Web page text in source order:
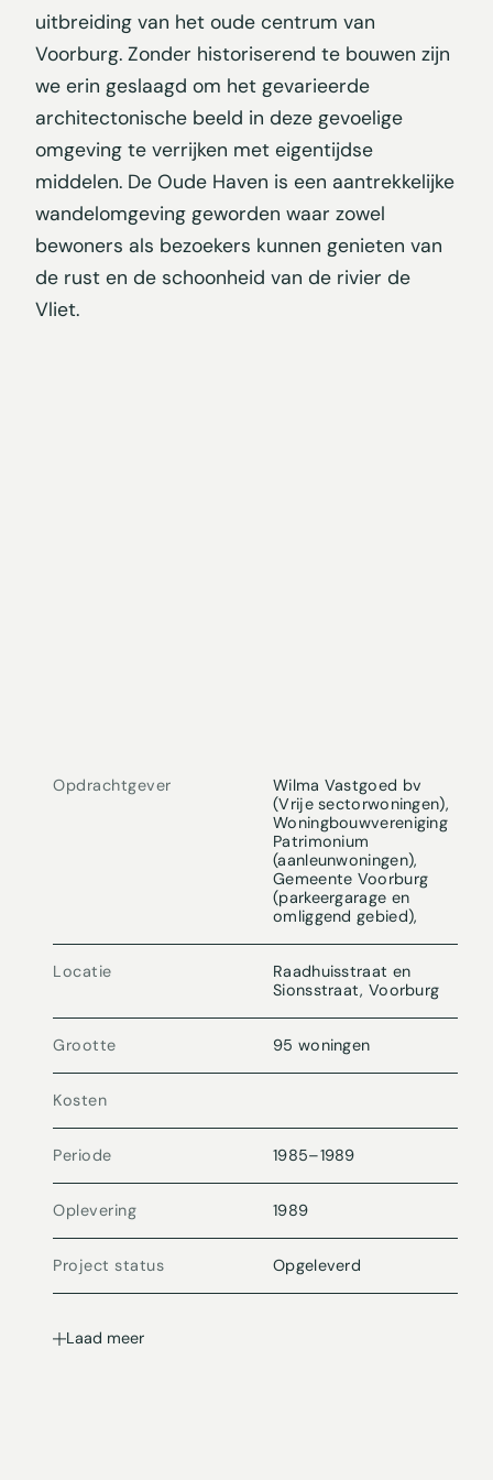
uitbreiding van het oude centrum van
Voorburg. Zonder historiserend te bouwen zijn
we erin geslaagd om het gevarieerde
architectonische beeld in deze gevoelige
omgeving te verrijken met eigentijdse
middelen. De Oude Haven is een aantrekkelijke
wandelomgeving geworden waar zowel
bewoners als bezoekers kunnen genieten van
de rust en de schoonheid van de rivier de
Vliet.
Opdrachtgever
Wilma Vastgoed bv
(Vrije sectorwoningen),
Woningbouwvereniging
Patrimonium
(aanleunwoningen),
Gemeente Voorburg
(parkeergarage en
omliggend gebied),
Locatie
Raadhuisstraat en
Sionsstraat, Voorburg
Grootte 95 woningen
Kosten
Periode 1985–1989
Oplevering 1989
Project status Opgeleverd
Laad meer